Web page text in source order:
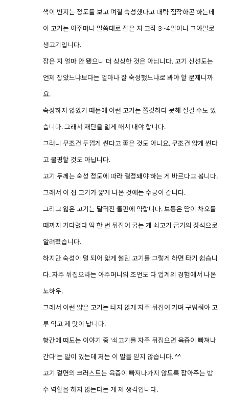
색이 번지는 정도를 보고 며칠 숙성했다고 대략 짐작하곤 하는데
이 고기는 아주머니 말씀대로 잡은 지 고작 3~4일이니 그야말로
생고기입니다.
잡은 지 얼마 안 됐으니 더 싱싱한 것은 아닙니다. 고기 신선도는
언제 잡았느냐보다는 얼마나 잘 숙성했느냐로 봐야 할 문제니까
요.
숙성하지 않았기 때문에 이런 고기는 쫄깃하다 못해 질길 수도 있
습니다. 그래서 재단을 얇게 해서 내야 합니다.
그러니 무조건 두껍게 썬다고 좋은 것도 아니요. 무조건 얇게 썬다
고 불평할 것도 아닙니다.
고기 두께는 숙성 정도에 따라 결정돼야 하는 게 바르다고 봅니다.
그래서 이 집 고기가 얇게 나온 것에는 수긍이 갑니다.
그리고 얇은 고기는 달궈진 돌판에 약합니다. 보통은 땀이 차오를
때까지 기다렸다 딱 한 번 뒤집어 굽는 게 쇠고기 굽기의 정석으로
알려졌습니다.
하지만 숙성이 덜 되어 얇게 썰린 고기를 그렇게 하면 타기 쉽습니
다. 자주 뒤집으라는 아주머니의 조언도 다 업계의 경험에서 나온
노하우.
그래서 이런 얇은 고기는 타지 않게 자주 뒤집어 가며 구워줘야 고
루 익고 제 맛이 납니다.
항간에 떠도는 이야기 중 '쇠고기를 자주 뒤집으면 육즙이 빠져나
간다'는 말이 있는데 저는 이 말을 믿지 않습니다. ^^
고기 겉면의 크러스트는 육즙이 빠져나가지 않도록 잡아주는 방
수 역할을 하지 않는다는 게 제 생각입니다.